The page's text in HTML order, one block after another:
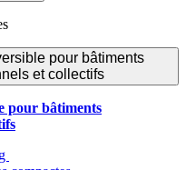
pour bâtiments
et collectifs
pour bâtiments